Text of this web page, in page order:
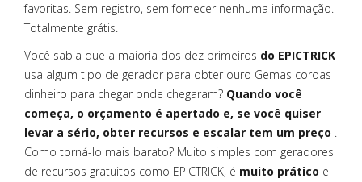
favoritas. Sem registro, sem fornecer nenhuma informação.
Totalmente grátis.
Você sabia que a maioria dos dez primeiros do EPICTRICK
usa algum tipo de gerador para obter ouro Gemas coroas
dinheiro para chegar onde chegaram? Quando você
começa, o orçamento é apertado e, se você quiser
levar a sério, obter recursos e escalar tem um preço .
Como torná-lo mais barato? Muito simples com geradores
de recursos gratuitos como EPICTRICK, é muito prático e